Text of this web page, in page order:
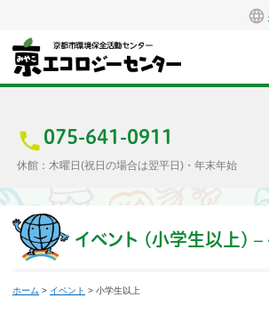
075-641-0911
休館：木曜日(祝日の場合は翌平日)・年末年始
アクセス
施設案内 イベント (小学生以上) –
ホーム > イベント > 小学生以上